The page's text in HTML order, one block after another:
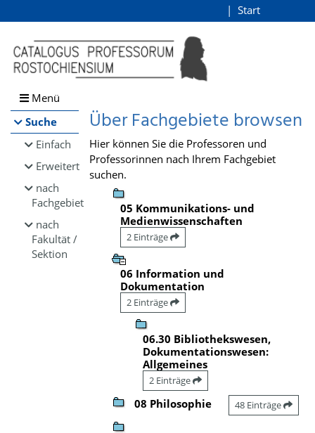
Browsen
direkt zum Inhalt
Start
Menü
Suche
Einfach
Erweitert
nach
Fachgebiet
nach
Fakultät /
Sektion
Über Fachgebiete browsen
Hier können Sie die Professoren und
Professorinnen nach Ihrem Fachgebiet
suchen.
05 Kommunikations- und
Medienwissenschaften
2 Einträge
06 Information und
Dokumentation
2 Einträge
06.30 Bibliothekswesen,
Dokumentationswesen:
Allgemeines
2 Einträge
08 Philosophie 48 Einträge